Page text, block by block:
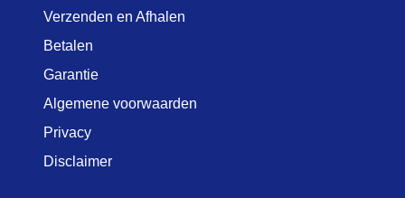
Verzenden en Afhalen
Betalen
Garantie
Algemene voorwaarden
Privacy
Disclaimer